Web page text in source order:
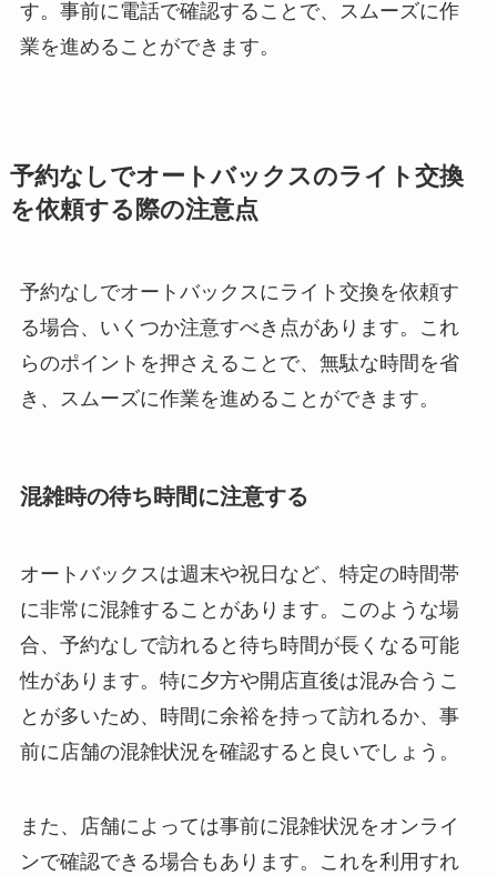
す。事前に電話で確認することで、スムーズに作
業を進めることができます。
予約なしでオートバックスのライト交換
を依頼する際の注意点
予約なしでオートバックスにライト交換を依頼す
る場合、いくつか注意すべき点があります。これ
らのポイントを押さえることで、無駄な時間を省
き、スムーズに作業を進めることができます。
混雑時の待ち時間に注意する
オートバックスは週末や祝日など、特定の時間帯
に非常に混雑することがあります。このような場
合、予約なしで訪れると待ち時間が長くなる可能
性があります。特に夕方や開店直後は混み合うこ
とが多いため、時間に余裕を持って訪れるか、事
前に店舗の混雑状況を確認すると良いでしょう。
また、店舗によっては事前に混雑状況をオンライ
ンで確認できる場合もあります。これを利用すれ